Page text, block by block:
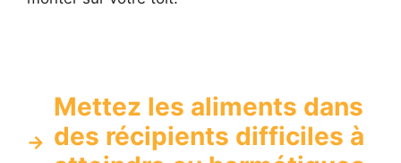
Mettez les aliments dans
des récipients difficiles à